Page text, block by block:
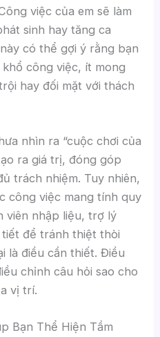
việc của em sẽ làm
sinh hay tăng ca
có thể gợi ý rằng bạn
công việc, ít mong
hay đối mặt với thách
nhìn ra “cuộc chơi của
ra giá trị, đóng góp
trách nhiệm. Tuy nhiên,
công việc mang tính quy
viên nhập liệu, trợ lý
để tránh thiệt thòi
là điều cần thiết. Điều
chỉnh câu hỏi sao cho
vị trí.
Bạn Thể Hiện Tầm